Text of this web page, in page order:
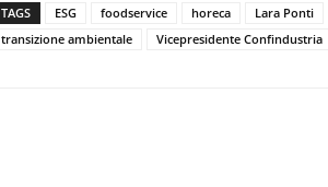
TAGS ESG foodservice horeca Lara Ponti
transizione ambientale
Vicepresidente Confindustria